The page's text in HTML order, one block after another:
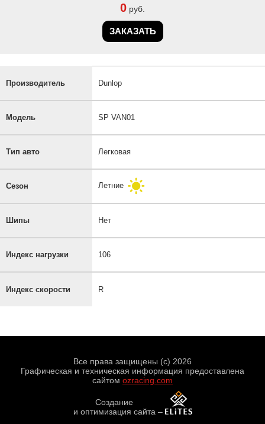
0 руб.
ЗАКАЗАТЬ
Производитель Dunlop
Модель SP VAN01
Тип авто Легковая
Сезон Летние
Шипы Нет
Индекс нагрузки 106
Индекс скорости R
Все права защищены (с) 2026
Графическая и техническая информация предоставлена
сайтом ozracing.com
Создание
и оптимизация сайта –